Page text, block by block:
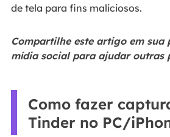
de tela para fins maliciosos.
Compartilhe este artigo em sua
mídia social para ajudar outras
Como fazer
Tinder no PC/